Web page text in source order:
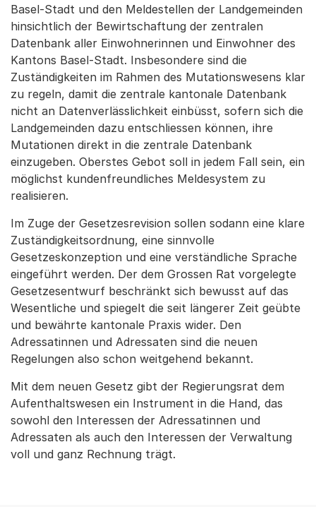
Basel-Stadt und den Meldestellen der Landgemeinden
hinsichtlich der Bewirtschaftung der zentralen
Datenbank aller Einwohnerinnen und Einwohner des
Kantons Basel-Stadt. Insbesondere sind die
Zuständigkeiten im Rahmen des Mutationswesens klar
zu regeln, damit die zentrale kantonale Datenbank
nicht an Datenverlässlichkeit einbüsst, sofern sich die
Landgemeinden dazu entschliessen können, ihre
Mutationen direkt in die zentrale Datenbank
einzugeben. Oberstes Gebot soll in jedem Fall sein, ein
möglichst kundenfreundliches Meldesystem zu
realisieren.
Im Zuge der Gesetzesrevision sollen sodann eine klare
Zuständigkeitsordnung, eine sinnvolle
Gesetzeskonzeption und eine verständliche Sprache
eingeführt werden. Der dem Grossen Rat vorgelegte
Gesetzesentwurf beschränkt sich bewusst auf das
Wesentliche und spiegelt die seit längerer Zeit geübte
und bewährte kantonale Praxis wider. Den
Adressatinnen und Adressaten sind die neuen
Regelungen also schon weitgehend bekannt.
Mit dem neuen Gesetz gibt der Regierungsrat dem
Aufenthaltswesen ein Instrument in die Hand, das
sowohl den Interessen der Adressatinnen und
Adressaten als auch den Interessen der Verwaltung
voll und ganz Rechnung trägt.